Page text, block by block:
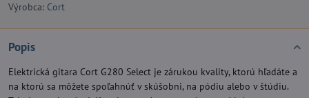
Výrobca: Cort
Popis
Elektrická gitara Cort G280 Select je zárukou kvality, ktorú hľadáte a
na ktorú sa môžete spoľahnúť v skúšobni, na pódiu alebo v štúdiu.